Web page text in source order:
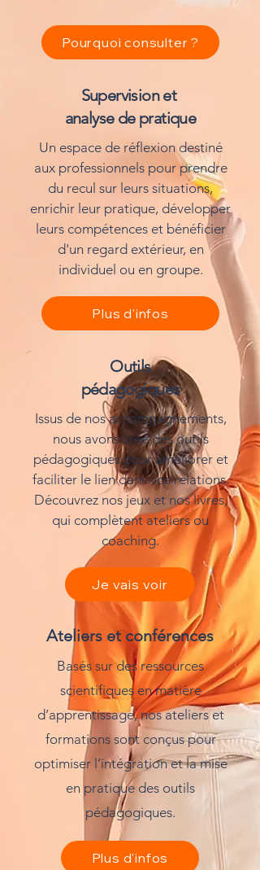
Pourquoi consulter ?
Supervision et
analyse de pratique
Un espace de réflexion destiné
aux professionnels pour prendre
du recul sur leurs situations,
enrichir leur pratique, développer
leurs compétences et bénéficier
d'un regard extérieur, en
individuel ou en groupe.
Plus d'infos
Outils
pédagogiques
Issus de nos accompagnements,
nous avons créé des outils
pédagogiques pour améliorer et
faciliter le lien dans vos relations.
Découvrez nos jeux et nos livres,
qui complètent ateliers ou
coaching.
Je vais voir
Ateliers et conférences
Basés sur des ressources
scientifiques en matière
d’apprentissage, nos ateliers et
formations sont conçus pour
optimiser l’intégration et la mise
en pratique des outils
pédagogiques.
Plus d'infos